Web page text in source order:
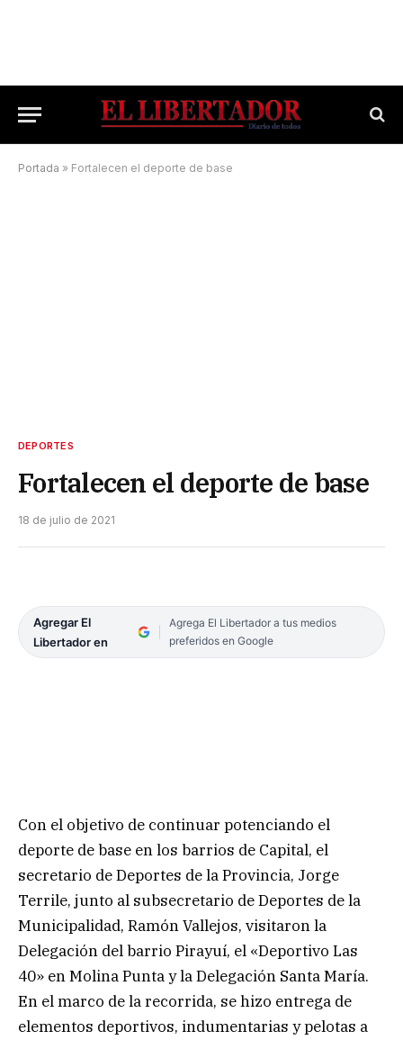
Portada » Fortalecen el deporte de base
DEPORTES
Fortalecen el deporte de base
18 de julio de 2021
Agregar El
Libertador en
Agrega El Libertador a tus medios
preferidos en Google
Con el objetivo de continuar potenciando el
deporte de base en los barrios de Capital, el
secretario de Deportes de la Provincia, Jorge
Terrile, junto al subsecretario de Deportes de la
Municipalidad, Ramón Vallejos, visitaron la
Delegación del barrio Pirayuí, el «Deportivo Las
40» en Molina Punta y la Delegación Santa María.
En el marco de la recorrida, se hizo entrega de
elementos deportivos, indumentarias y pelotas a